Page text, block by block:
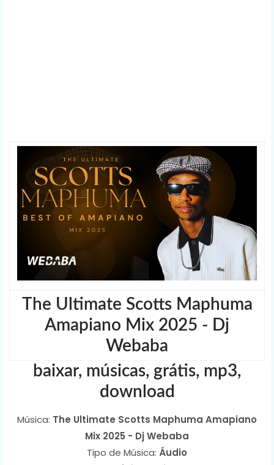
The Ultimate Scotts Maphuma
Amapiano Mix 2025 - Dj
Webaba
baixar, músicas, grátis, mp3,
download
Música: The Ultimate Scotts Maphuma Amapiano
Mix 2025 - Dj Webaba
Tipo de Música: Áudio